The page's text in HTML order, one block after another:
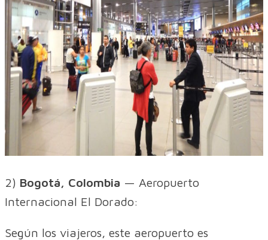
2) Bogotá, Colombia — Aeropuerto
Internacional El Dorado:
Según los viajeros, este aeropuerto es